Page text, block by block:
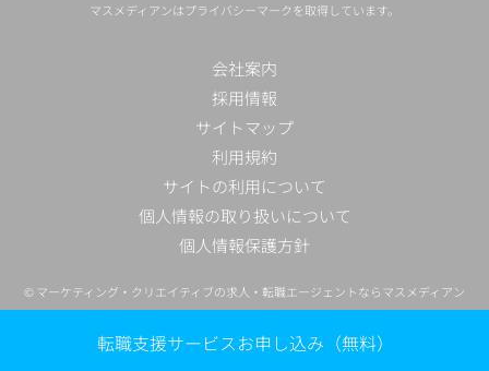
転職支援サービスお申し込み（無料）
マスメディアンはプライバシーマークを取得しています。
会社案内
採用情報
サイトマップ
利用規約
サイトの利用について
個人情報の取り扱いについて
個人情報保護方針
© マーケティング・クリエイティブの求人・転職エージェントならマスメディアン